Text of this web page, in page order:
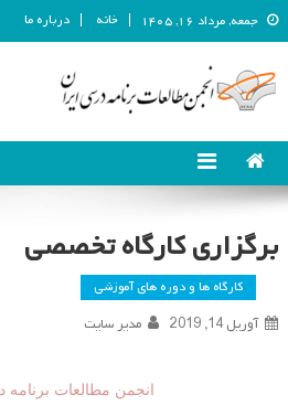
جمعه, مرداد ۱۶, ۱۴۰۵ خانه درباره ما
انجمن مطالعات
برگزاری کارگاه تخصصی
کارگاه ها و دوره های آموزشی
آوریل 14, 2019 مدیر سایت
انجمن مطالعات برنامه